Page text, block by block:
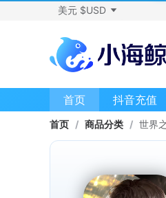
美元 $USD
首页 抖音充值
首页 / 商品分类 / 世界